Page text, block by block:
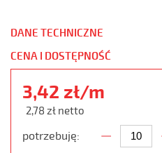
DANE TECHNICZNE
CENA I DOSTĘPNOŚĆ
3,42 zł/m
2,78 zł netto
potrzebuję: